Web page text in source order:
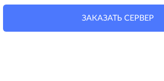
ЗАКАЗАТЬ СЕРВЕР